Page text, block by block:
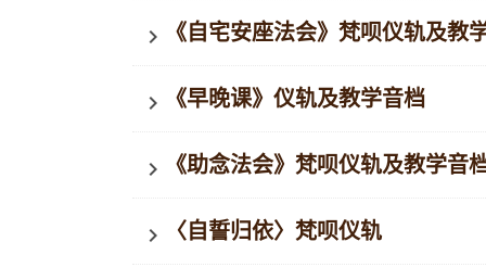
keyboard_arrow_right 《自宅安座法会》梵呗仪轨及教
keyboard_arrow_right 《早晚课》仪轨及教学音档
keyboard_arrow_right 《助念法会》梵呗仪轨及教学音
keyboard_arrow_right 〈自誓归依〉梵呗仪轨